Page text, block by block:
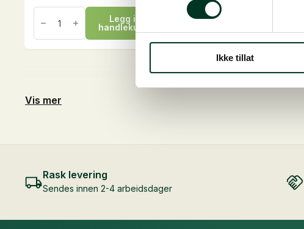
Ikke tillat
NaturMüsli
Grain
15
kg
Legg i
handlekurv
Vis mer
Rask levering
Sendes innen 2-4 arbeidsdager